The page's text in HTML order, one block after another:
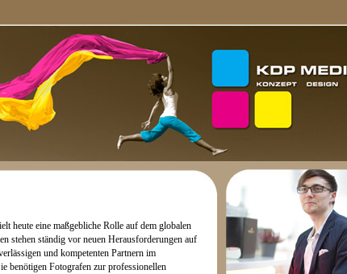
heute eine maßgebliche Rolle auf dem globalen
stehen ständig vor neuen Herausforderungen auf
und kompetenten Partnern im
benötigen Fotografen zur professionellen